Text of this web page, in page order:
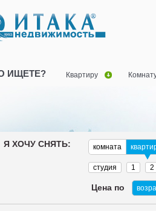
ИЩЕТЕ? Квартиру
Я ХОЧУ СНЯТЬ: комната
студия 1 2
Цена по